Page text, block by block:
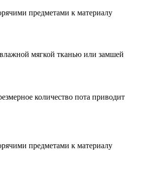
предметами к материалу
мягкой тканью или замшей
количество пота приводит
предметами к материалу